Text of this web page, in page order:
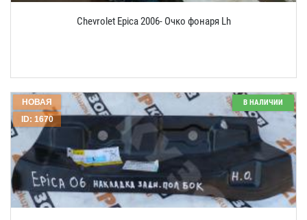
Chevrolet Epica 2006- Очко фонаря Lh
ID: 1670
НОВАЯ В НАЛИЧИИ